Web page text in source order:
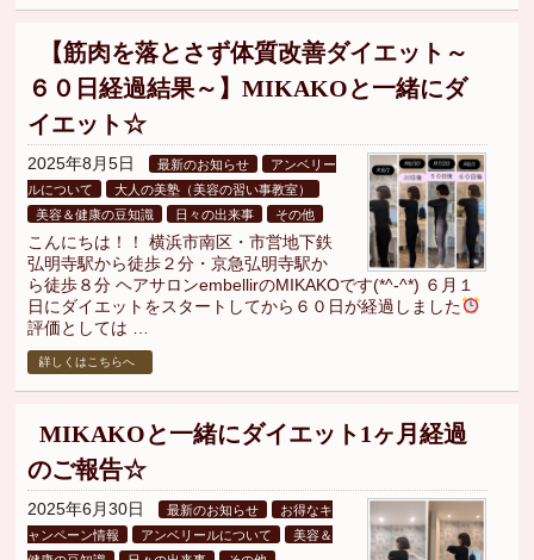
【筋肉を落とさず体質改善ダイエット～
６０日経過結果～】MIKAKOと一緒にダ
イエット☆
2025年8月5日 最新のお知らせ
アンベリー
ルについて
大人の美塾（美容の習い事教室）
美容＆健康の豆知識
日々の出来事 その他
こんにちは！！ 横浜市南区・市営地下鉄
弘明寺駅から徒歩２分・京急弘明寺駅か
ら徒歩８分 ヘアサロンembellirのMIKAKOです(*^-^*) ６月１
日にダイエットをスタートしてから６０日が経過しました
評価としては …
詳しくはこちらへ
MIKAKOと一緒にダイエット1ヶ月経過
のご報告☆
2025年6月30日 最新のお知らせ
お得なキ
ャンペーン情報
アンベリールについて
美容＆